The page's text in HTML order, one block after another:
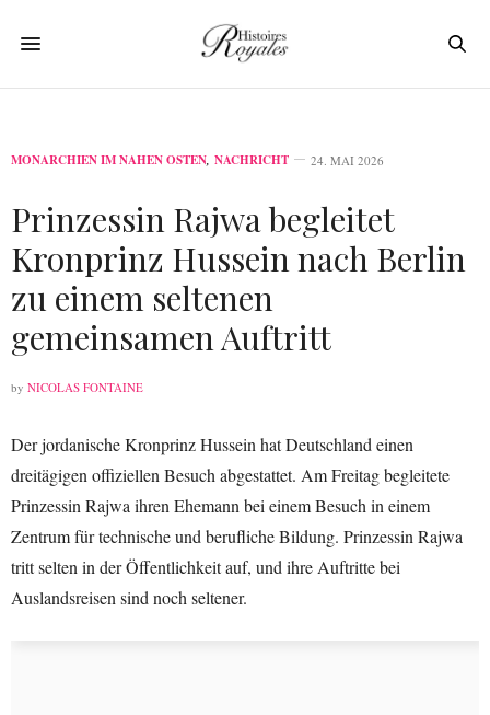
MONARCHIEN IM NAHEN OSTEN, NACHRICHT 24. MAI 2026
Prinzessin Rajwa begleitet
Kronprinz Hussein nach Berlin
zu einem seltenen
gemeinsamen Auftritt
by NICOLAS FONTAINE
Der jordanische Kronprinz Hussein hat Deutschland einen
dreitägigen offiziellen Besuch abgestattet. Am Freitag begleitete
Prinzessin Rajwa ihren Ehemann bei einem Besuch in einem
Zentrum für technische und berufliche Bildung. Prinzessin Rajwa
tritt selten in der Öffentlichkeit auf, und ihre Auftritte bei
Auslandsreisen sind noch seltener.